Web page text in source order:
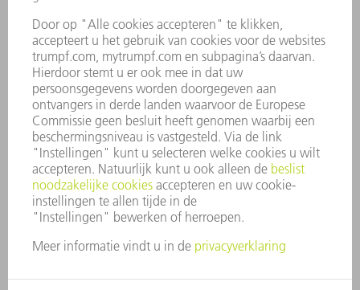
JAARVERSLAG
BEDRIJFSPRINCIPES
COMPLIANCE
KLOKKENLUIDERSYSTEEM
BEVEILIGING
PERSBERICHTEN
TIJDSCHRIFTEN
DUURZAAMHEID
MILIEU EN KLIMAAT
SAMENLEVING EN ONDERNEMING
BEDRIJFSVOERING